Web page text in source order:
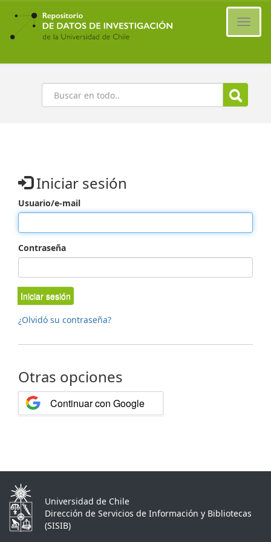
Ir
contenido
principal
Buscar
Iniciar sesión
Usuario/e-mail
Contraseña
Iniciar sesión
¿Olvidó su contraseña?
Otras opciones
Continuar con Google
Universidad de Chile
Dirección de Servicios de Información y Bibliotecas
(SISIB)